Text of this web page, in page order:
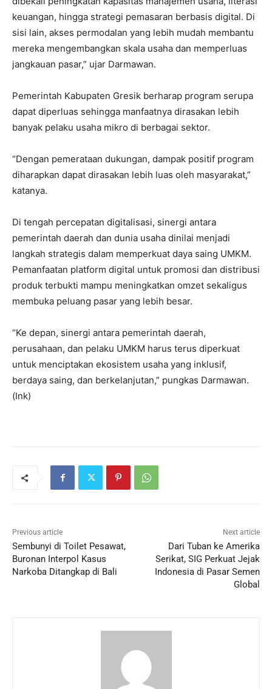
keuangan, hingga strategi pemasaran berbasis digital. Di
sisi lain, akses permodalan yang lebih mudah membantu
mereka mengembangkan skala usaha dan memperluas
jangkauan pasar,” ujar Darmawan.
Pemerintah Kabupaten Gresik berharap program serupa
dapat diperluas sehingga manfaatnya dirasakan lebih
banyak pelaku usaha mikro di berbagai sektor.
“Dengan pemerataan dukungan, dampak positif program
diharapkan dapat dirasakan lebih luas oleh masyarakat,”
katanya.
Di tengah percepatan digitalisasi, sinergi antara
pemerintah daerah dan dunia usaha dinilai menjadi
langkah strategis dalam memperkuat daya saing UMKM.
Pemanfaatan platform digital untuk promosi dan distribusi
produk terbukti mampu meningkatkan omzet sekaligus
membuka peluang pasar yang lebih besar.
“Ke depan, sinergi antara pemerintah daerah,
perusahaan, dan pelaku UMKM harus terus diperkuat
untuk menciptakan ekosistem usaha yang inklusif,
berdaya saing, dan berkelanjutan,” pungkas Darmawan.
(Ink)
Previous article
Sembunyi di Toilet Pesawat,
Buronan Interpol Kasus
Narkoba Ditangkap di Bali
Next article
Dari Tuban ke Amerika
Serikat, SIG Perkuat Jejak
Indonesia di Pasar Semen
Global